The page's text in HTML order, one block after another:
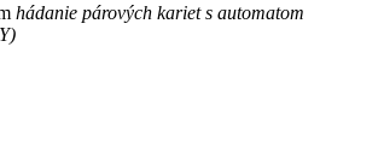
hádanie párových kariet s automatom